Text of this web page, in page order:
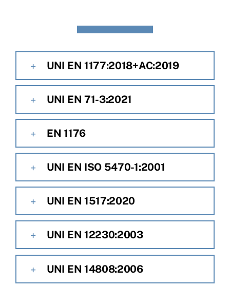
UNI EN 1177:2018+AC:2019
UNI EN 71-3:2021
EN 1176
UNI EN ISO 5470-1:2001
UNI EN 1517:2020
UNI EN 12230:2003
UNI EN 14808:2006